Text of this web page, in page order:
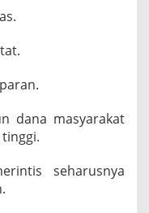
dana masyarakat
seharusnya